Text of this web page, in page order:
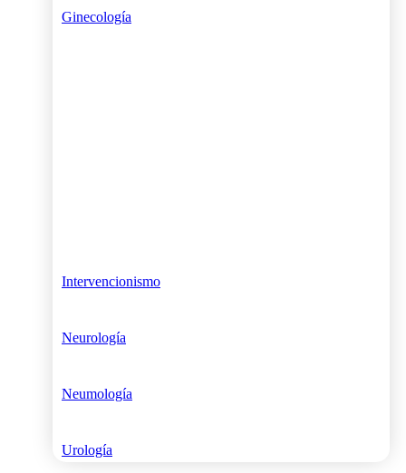
Ginecología
Intervencionismo
Neurología
Neumología
Urología